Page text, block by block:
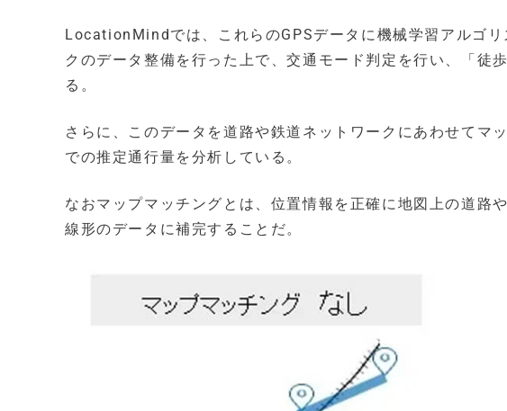
LocationMindでは、これらのGPSデータに機械学習アルゴ
クのデータ整備を行った上で、交通モード判定を行い、「徒
る。
さらに、このデータを道路や鉄道ネットワークにあわせてマ
での推定通行量を分析している。
なおマップマッチングとは、位置情報を正確に地図上の道路
線形のデータに補完することだ。